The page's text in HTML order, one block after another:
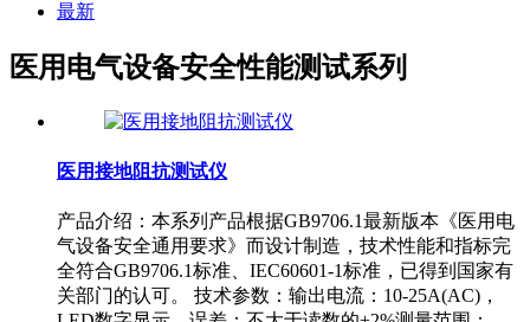
最新
医用电气设备安全性能测试系列
医用接地阻抗测试仪
产品介绍：本系列产品根据GB9706.1最新版本《医用电
气设备安全通用要求》而设计制造，技术性能和指标完
全符合GB9706.1标准、IEC60601-1标准，已得到国家有
关部门的认可。 技术参数：输出电流：10-25A(AC)，